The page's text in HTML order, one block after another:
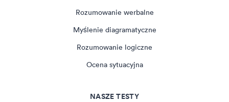
Rozumowanie werbalne
Myślenie diagramatyczne
Rozumowanie logiczne
Ocena sytuacyjna
NASZE TESTY